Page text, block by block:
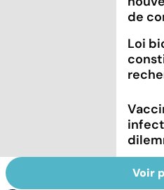
de
Loi
Voir